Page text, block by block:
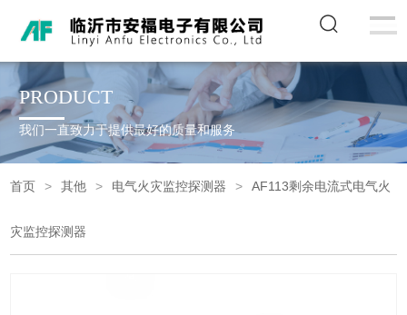
PRODUCT
我们一直致力于提供最好的质量和服务
首页 其他 电气火灾监控探测器 AF113剩余电流式电气火
灾监控探测器